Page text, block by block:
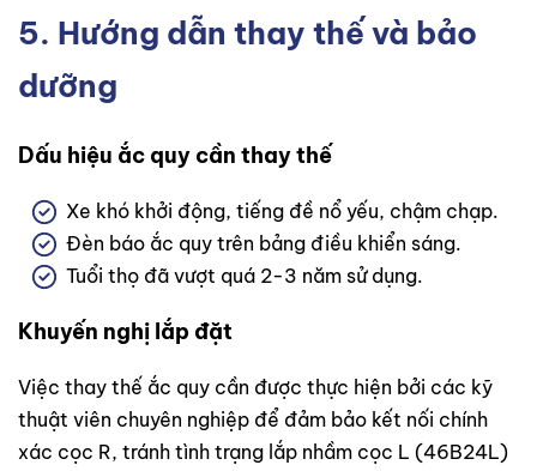
5. Hướng dẫn thay thế và bảo
dưỡng
Dấu hiệu ắc quy cần thay thế
Xe khó khởi động, tiếng đề nổ yếu, chậm chạp.
Đèn báo ắc quy trên bảng điều khiển sáng.
Tuổi thọ đã vượt quá 2-3 năm sử dụng.
Khuyến nghị lắp đặt
Việc thay thế ắc quy cần được thực hiện bởi các kỹ
thuật viên chuyên nghiệp để đảm bảo kết nối chính
xác cọc R, tránh tình trạng lắp nhầm cọc L (46B24L)